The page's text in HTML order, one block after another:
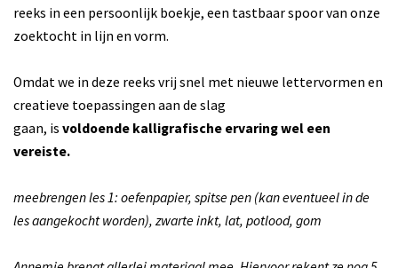
reeks in een persoonlijk boekje, een tastbaar spoor van onze
zoektocht in lijn en vorm.
Omdat we in deze reeks vrij snel met nieuwe lettervormen en
creatieve toepassingen aan de slag
gaan, is voldoende kalligrafische ervaring wel een
vereiste.
meebrengen les 1: oefenpapier, spitse pen (kan eventueel in de
les aangekocht worden), zwarte inkt, lat, potlood, gom